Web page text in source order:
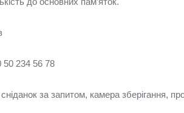
234 56 78
за запитом, камера зберігання,